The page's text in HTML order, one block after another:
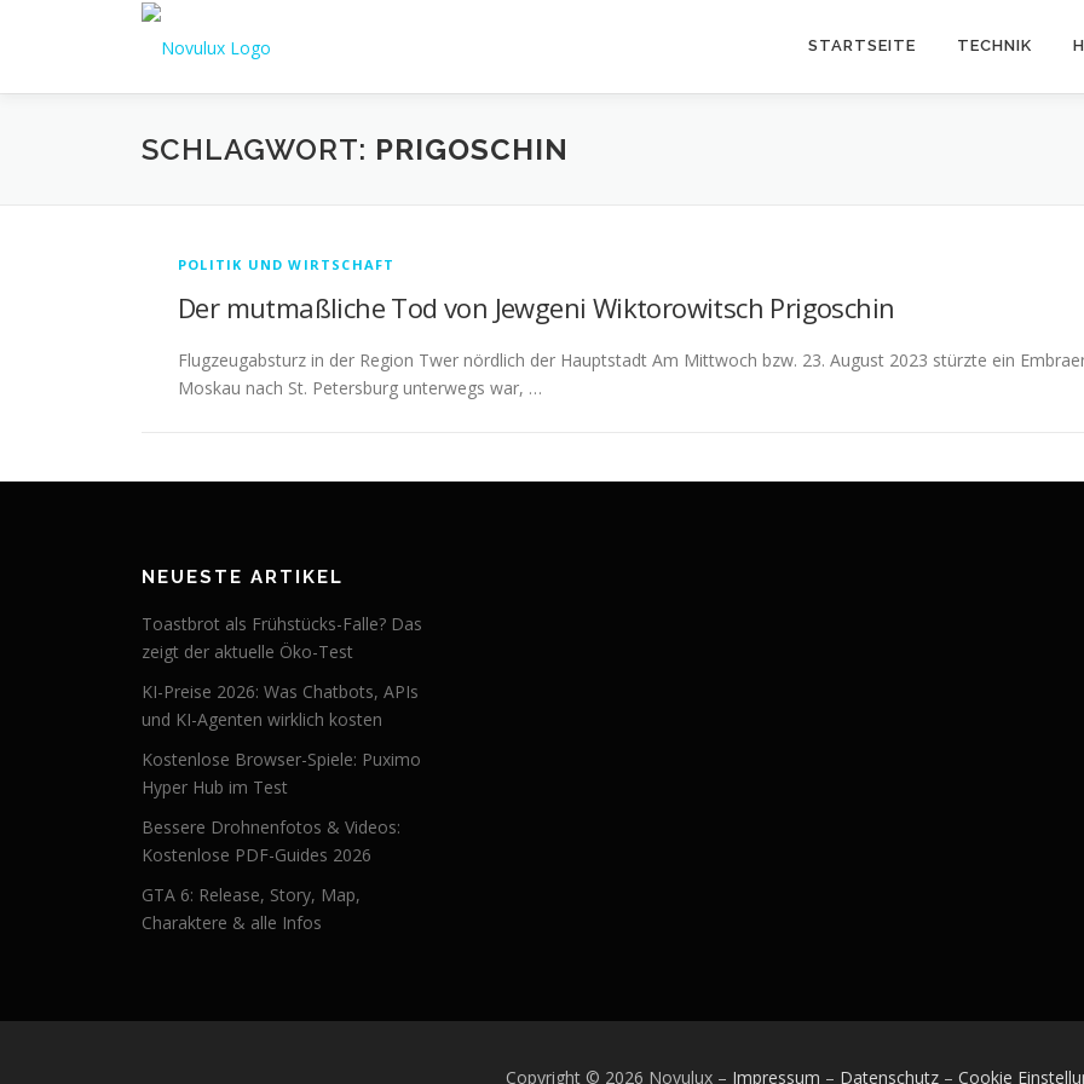
STARTSEITE TECHNIK
SCHLAGWORT: PRIGOSCHIN
POLITIK UND WIRTSCHAFT
Der mutmaßliche Tod von Jewgeni Wiktorowitsch Prigoschin
Flugzeugabsturz in der Region Twer nördlich der Hauptstadt Am Mittwoch bzw. 23. August 2023 stürzte ein
Moskau nach St. Petersburg unterwegs war, …
NEUESTE ARTIKEL
Toastbrot als Frühstücks-Falle? Das
zeigt der aktuelle Öko-Test
KI-Preise 2026: Was Chatbots, APIs
und KI-Agenten wirklich kosten
Kostenlose Browser-Spiele: Puximo
Hyper Hub im Test
Bessere Drohnenfotos & Videos:
Kostenlose PDF-Guides 2026
GTA 6: Release, Story, Map,
Charaktere & alle Infos
Copyright © 2026 Novulux – Impressum – Datenschutz – Cookie